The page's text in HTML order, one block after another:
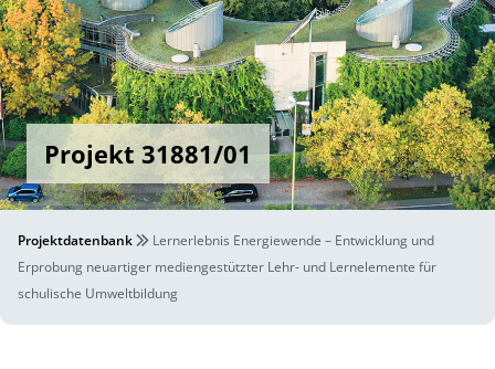
Projekt 31881/01
Projektdatenbank
Lernerlebnis Energiewende – Entwicklung und
Erprobung neuartiger mediengestützter Lehr- und Lernelemente für
schulische Umweltbildung